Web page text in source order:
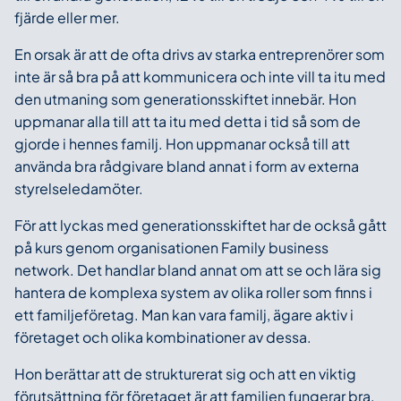
fjärde eller mer.
En orsak är att de ofta drivs av starka entreprenörer som
inte är så bra på att kommunicera och inte vill ta itu med
den utmaning som generationsskiftet innebär. Hon
uppmanar alla till att ta itu med detta i tid så som de
gjorde i hennes familj. Hon uppmanar också till att
använda bra rådgivare bland annat i form av externa
styrelseledamöter.
För att lyckas med generationsskiftet har de också gått
på kurs genom organisationen Family business
network. Det handlar bland annat om att se och lära sig
hantera de komplexa system av olika roller som finns i
ett familjeföretag. Man kan vara familj, ägare aktiv i
företaget och olika kombinationer av dessa.
Hon berättar att de strukturerat sig och att en viktig
förutsättning för företaget är att familjen fungerar bra.